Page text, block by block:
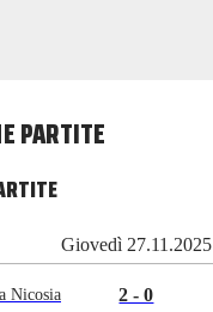
PARTITE
Giovedì 27.11.2025
Nicosia 2 - 0